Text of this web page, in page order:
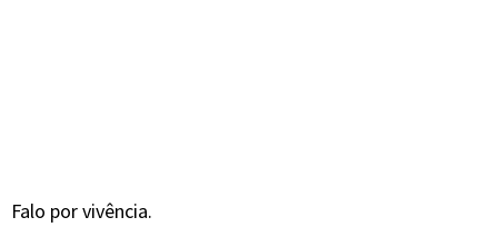
Falo por vivência.